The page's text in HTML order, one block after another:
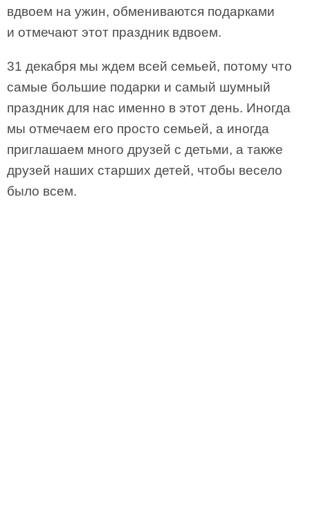
вдвоем на ужин, обмениваются подарками
и отмечают этот праздник вдвоем.
31 декабря мы ждем всей семьей, потому что
самые большие подарки и самый шумный
праздник для нас именно в этот день. Иногда
мы отмечаем его просто семьей, а иногда
приглашаем много друзей с детьми, а также
друзей наших старших детей, чтобы весело
было всем.